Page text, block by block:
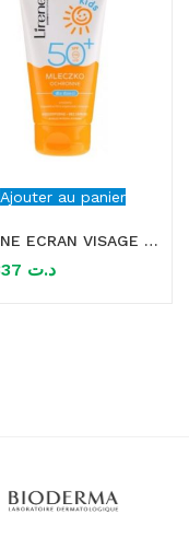
Ajouter au panier
LIRENE ECRAN VISAGE SPF 50 ENFANTS (KIDS) 50 ML
د.ت